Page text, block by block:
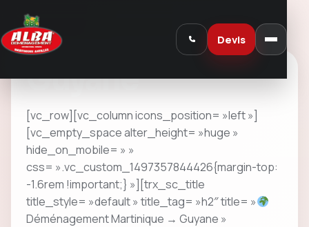
Devis
Guyane
[vc_row][vc_column icons_position= »left »]
[vc_empty_space alter_height= »huge »
hide_on_mobile= » »
css= ».vc_custom_1497357844426{margin-top:
-1.6rem !important;} »][trx_sc_title
title_style= »default » title_tag= »h2″ title= »
Déménagement Martinique → Guyane »